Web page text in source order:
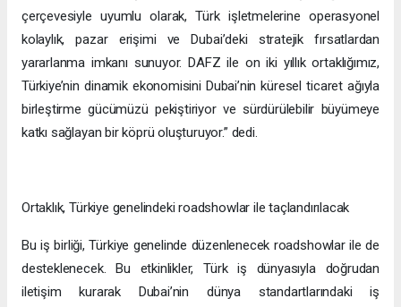
İkili iş birliğini ve yatırımı teşvik edecek
Müdürü Amna Lootah, Interlink Yönetim Kurulu Başkanı
Başkonsolosu Onur Şaylan, TOBB Başkan Yardımcısı ve Ege
Bölgesi Sanayi Odası Başkanı Ender Yorgancılar ve her iki
kuruluşun üst düzey temsilcileri bir araya geldi. İmzalanan